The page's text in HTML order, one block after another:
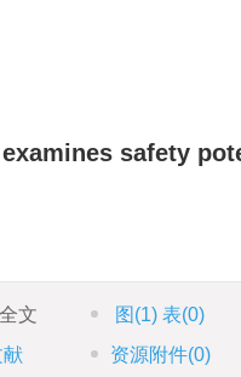
safety
文 图 (1)表(0)
献 资源附件(0)